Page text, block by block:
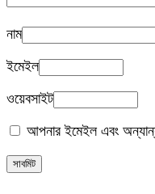
নাম
ইমেইল
ওয়েবসাইট
আপনার ইমেইল এবং